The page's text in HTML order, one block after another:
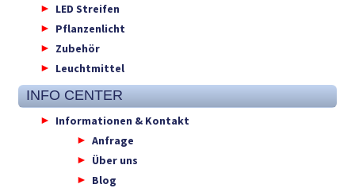
LED Streifen
Pflanzenlicht
Zubehör
Leuchtmittel
INFO CENTER
Informationen & Kontakt
Anfrage
Über uns
Blog